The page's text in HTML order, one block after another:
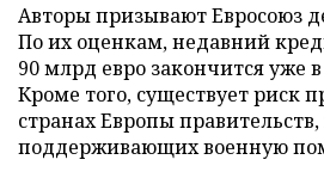
Авторы призывают Евросоюз
По их оценкам, недавний
90 млрд евро закончится уже
Кроме того, существует риск
странах Европы правительств,
поддерживающих военную